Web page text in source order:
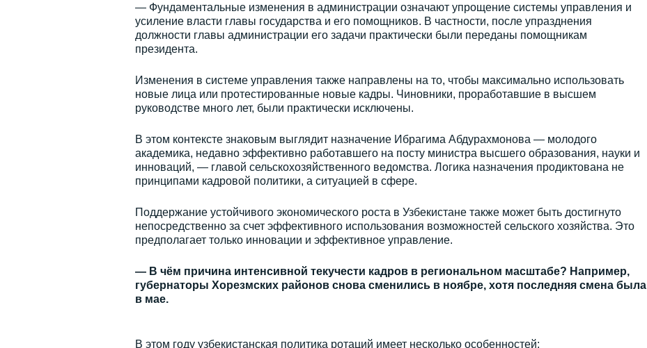
— Фундаментальные изменения в администрации означают упрощение системы управления и
усиление власти главы государства и его помощников. В частности, после упразднения
должности главы администрации его задачи практически были переданы помощникам
президента.
Изменения в системе управления также направлены на то, чтобы максимально использовать
новые лица или протестированные новые кадры. Чиновники, проработавшие в высшем
руководстве много лет, были практически исключены.
В этом контексте знаковым выглядит назначение Ибрагима Абдурахмонова — молодого
академика, недавно эффективно работавшего на посту министра высшего образования, науки и
инноваций, — главой сельскохозяйственного ведомства. Логика назначения продиктована не
принципами кадровой политики, а ситуацией в сфере.
Поддержание устойчивого экономического роста в Узбекистане также может быть достигнуто
непосредственно за счет эффективного использования возможностей сельского хозяйства. Это
предполагает только инновации и эффективное управление.
— В чём причина интенсивной текучести кадров в региональном масштабе? Например,
губернаторы Хорезмских районов снова сменились в ноябре, хотя последняя смена была
в мае.
В этом году узбекистанская политика ротаций имеет несколько особенностей: